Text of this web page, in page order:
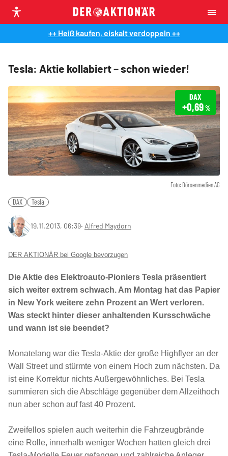
++ Heiß kaufen, eiskalt verdoppeln ++
Tesla: Aktie kollabiert – schon wieder!
Foto: Börsenmedien AG
DAX
+0,69%
DAX Tesla
19.11.2013, 06:39‧ Alfred Maydorn
DER AKTIONÄR bei Google bevorzugen
Die Aktie des Elektroauto-Pioniers Tesla präsentiert
sich weiter extrem schwach. Am Montag hat das Papier
in New York weitere zehn Prozent an Wert verloren.
Was steckt hinter dieser anhaltenden Kursschwäche
und wann ist sie beendet?
Monatelang war die Tesla-Aktie der große Highflyer an der
Wall Street und stürmte von einem Hoch zum nächsten. Da
ist eine Korrektur nichts Außergewöhnliches. Bei Tesla
summieren sich die Abschläge gegenüber dem Allzeithoch
nun aber schon auf fast 40 Prozent.
Zweifellos spielen auch weiterhin die Fahrzeugbrände
eine Rolle, innerhalb weniger Wochen hatten gleich drei